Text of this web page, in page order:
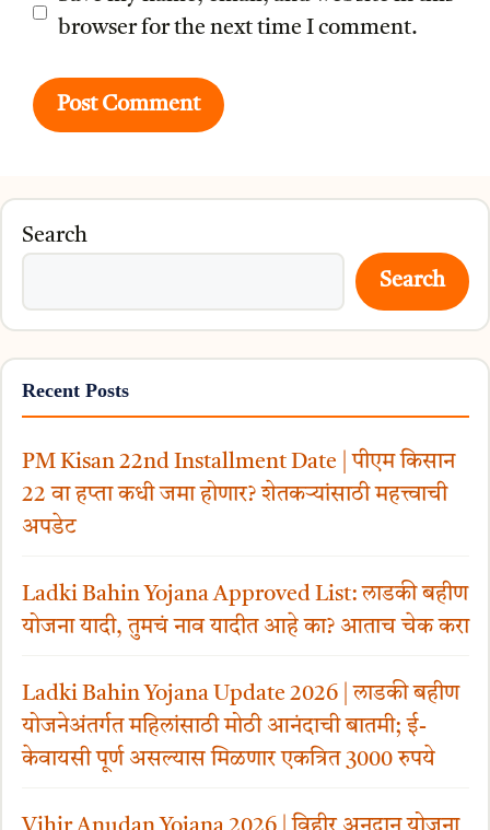
browser for the next time I comment.
Search
Search
Recent Posts
PM Kisan 22nd Installment Date | पीएम किसान
22 वा हप्ता कधी जमा होणार? शेतकऱ्यांसाठी महत्त्वाची
अपडेट
Ladki Bahin Yojana Approved List: लाडकी बहीण
योजना यादी, तुमचं नाव यादीत आहे का? आताच चेक करा
Ladki Bahin Yojana Update 2026 | लाडकी बहीण
योजनेअंतर्गत महिलांसाठी मोठी आनंदाची बातमी; ई-
केवायसी पूर्ण असल्यास मिळणार एकत्रित 3000 रुपये